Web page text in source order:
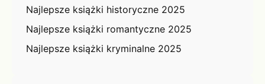
Najlepsze książki historyczne 2025
Najlepsze książki romantyczne 2025
Najlepsze książki kryminalne 2025